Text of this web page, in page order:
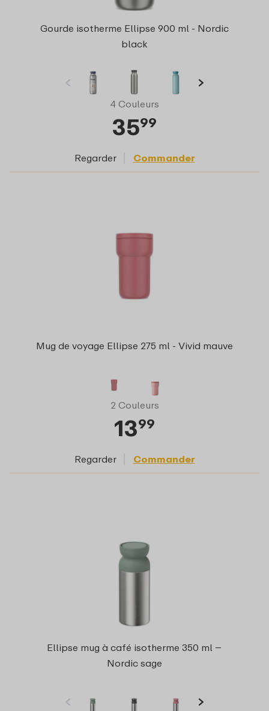
Gourde isotherme Ellipse 900 ml - Nordic
black
4 Couleurs
3599
Regarder Commander
Mug de voyage Ellipse 275 ml - Vivid mauve
2 Couleurs
1399
Regarder Commander
Ellipse mug à café isotherme 350 ml –
Nordic sage